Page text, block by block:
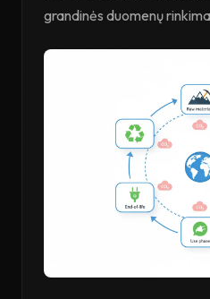
grandinės duomenų